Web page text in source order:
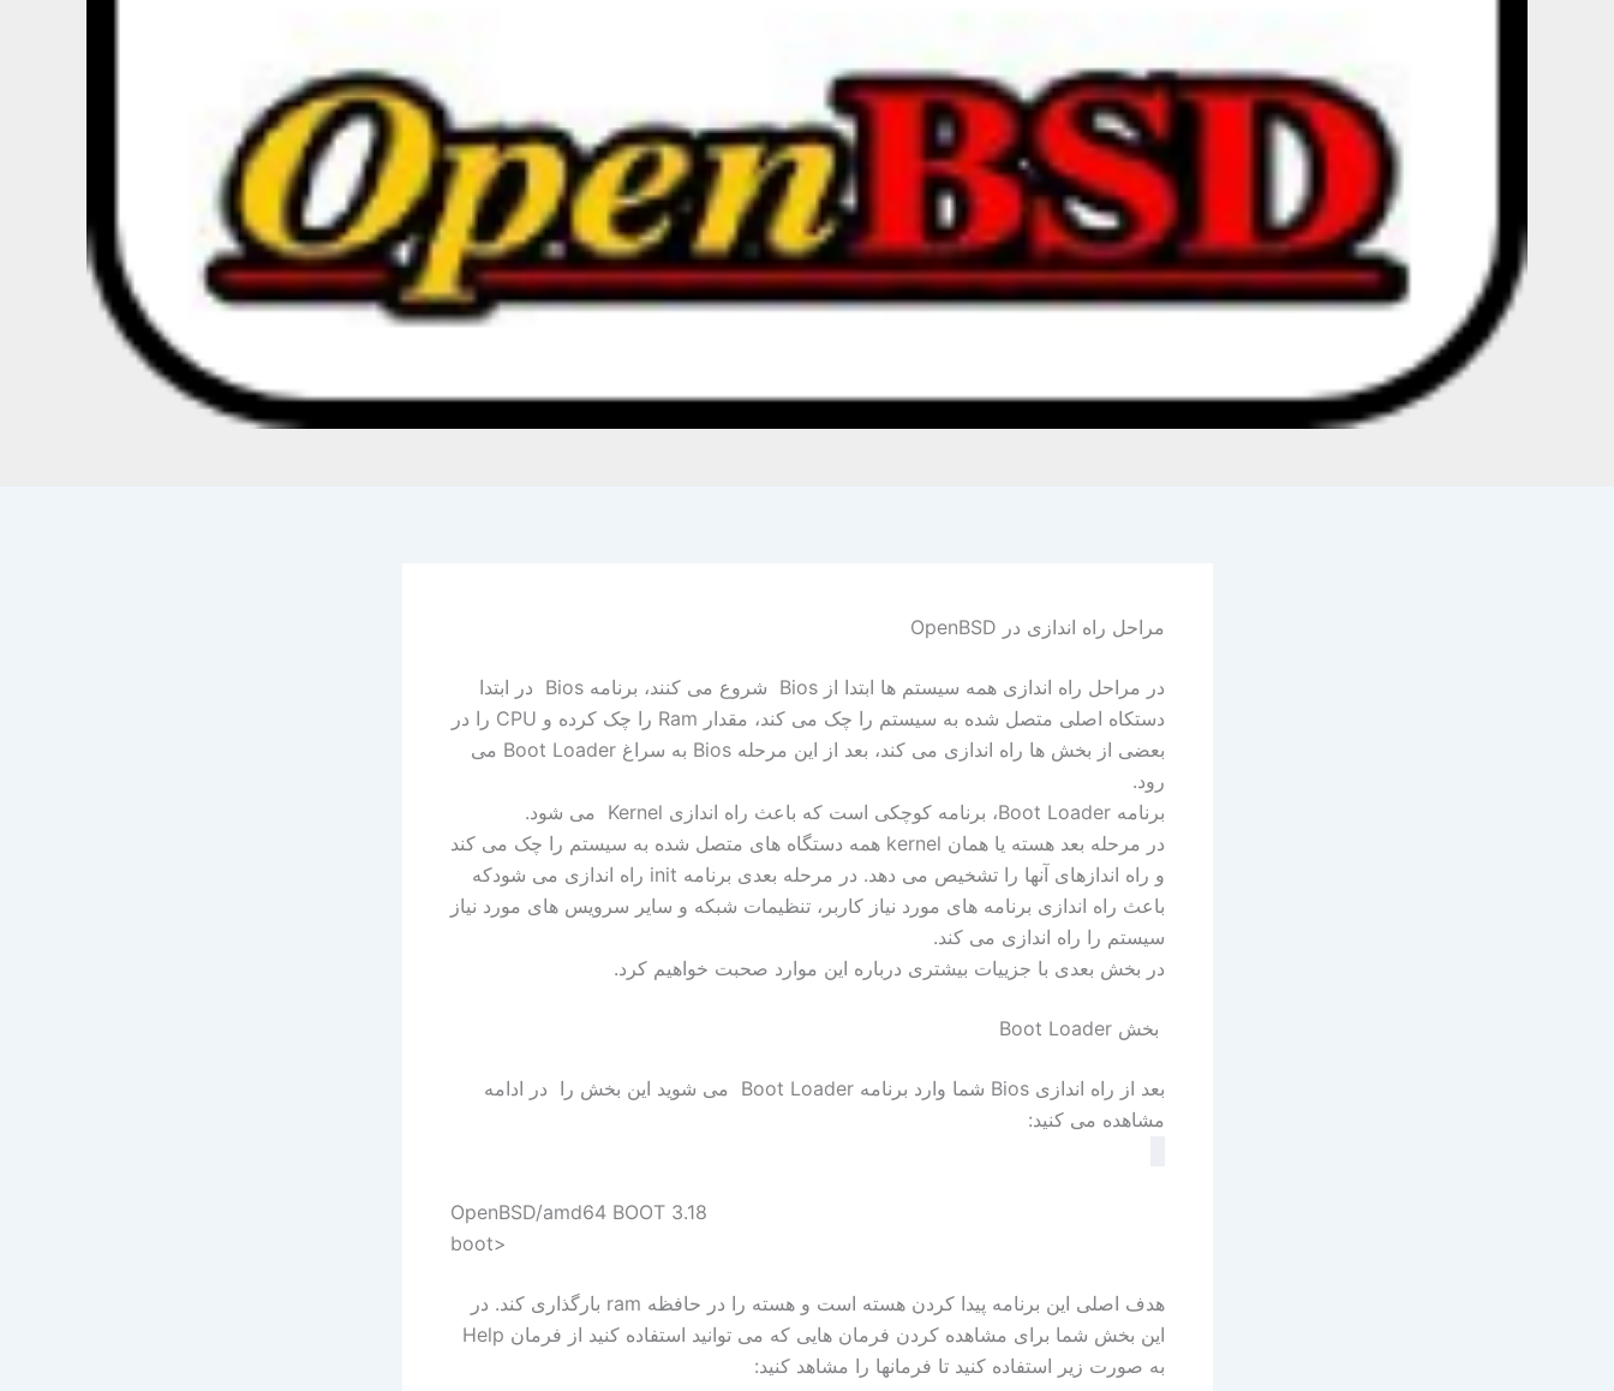
مراحل راه اندازی در OpenBSD
در مراحل راه اندازی همه سیستم ها ابتدا از Bios شروع می کنند، برنامه Bios در ابتدا
دستکاه اصلی متصل شده به سیستم را چک می کند، مقدار Ram را چک کرده و CPU را در
بعضی از بخش ها راه اندازی می کند، بعد از این مرحله Bios به سراغ Boot Loader می
رود.
برنامه Boot Loader، برنامه کوچکی است که باعث راه اندازی Kernel می شود.
در مرحله بعد هسته یا همان kernel همه دستگاه های متصل شده به سیستم را چک می کند
و راه اندازهای آنها را تشخیص می دهد. در مرحله بعدی برنامه init راه اندازی می شودکه
باعث راه اندازی برنامه های مورد نیاز کاربر، تنظیمات شبکه و سایر سرویس های مورد نیاز
سیستم را راه اندازی می کند.
در بخش بعدی با جزییات بیشتری درباره این موارد صحبت خواهیم کرد.
بخش Boot Loader
بعد از راه اندازی Bios شما وارد برنامه Boot Loader می شوید این بخش را در ادامه
مشاهده می کنید:
OpenBSD/amd64 BOOT 3.18
boot>
هدف اصلی این برنامه پیدا کردن هسته است و هسته را در حافظه ram بارگذاری کند. در
این بخش شما برای مشاهده کردن فرمان هایی که می توانید استفاده کنید از فرمان Help
به صورت زیر استفاده کنید تا فرمانها را مشاهد کنید: